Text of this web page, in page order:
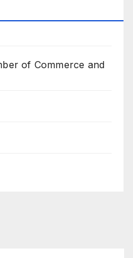
of Commerce and